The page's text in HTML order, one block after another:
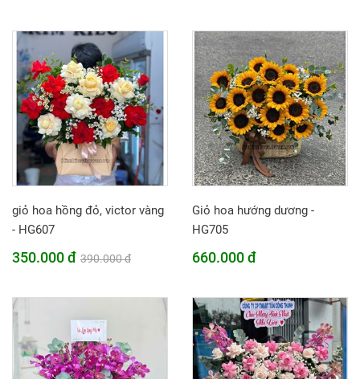
giỏ hoa hồng đỏ, victor vàng
- HG607
350.000 đ 390.000 đ
Giỏ hoa hướng dương -
HG705
660.000 đ